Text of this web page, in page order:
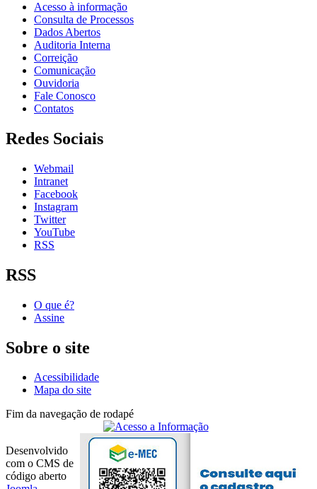
Acesso à informação
Consulta de Processos
Dados Abertos
Auditoria Interna
Correição
Comunicação
Ouvidoria
Fale Conosco
Contatos
Redes Sociais
Webmail
Intranet
Facebook
Instagram
Twitter
YouTube
RSS
RSS
O que é?
Assine
Sobre o site
Acessibilidade
Mapa do site
Fim da navegação de rodapé
Desenvolvido
com o CMS de
código aberto